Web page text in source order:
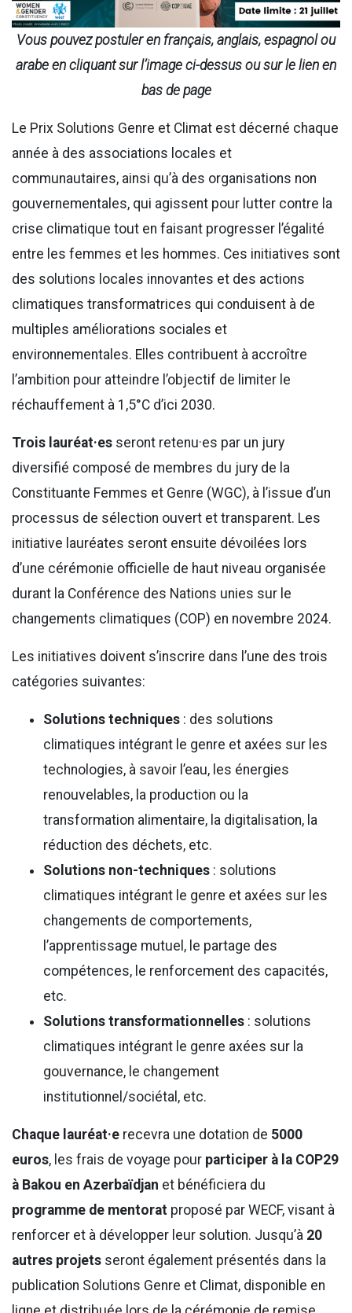
Vous pouvez postuler en français, anglais, espagnol ou
arabe en cliquant sur l’image ci-dessus ou sur le lien en
bas de page
Le Prix Solutions Genre et Climat est décerné chaque
année à des associations locales et
communautaires, ainsi qu’à des organisations non
gouvernementales, qui agissent pour lutter contre la
crise climatique tout en faisant progresser l’égalité
entre les femmes et les hommes. Ces initiatives sont
des solutions locales innovantes et des actions
climatiques transformatrices qui conduisent à de
multiples améliorations sociales et
environnementales. Elles contribuent à accroître
l’ambition pour atteindre l’objectif de limiter le
réchauffement à 1,5°C d’ici 2030.
Trois lauréat·es seront retenu·es par un jury
diversifié composé de membres du jury de la
Constituante Femmes et Genre (WGC), à l’issue d’un
processus de sélection ouvert et transparent. Les
initiative lauréates seront ensuite dévoilées lors
d’une cérémonie officielle de haut niveau organisée
durant la Conférence des Nations unies sur le
changements climatiques (COP) en novembre 2024.
Les initiatives doivent s’inscrire dans l’une des trois
catégories suivantes:
Solutions techniques : des solutions
climatiques intégrant le genre et axées sur les
technologies, à savoir l’eau, les énergies
renouvelables, la production ou la
transformation alimentaire, la digitalisation, la
réduction des déchets, etc.
Solutions non-techniques : solutions
climatiques intégrant le genre et axées sur les
changements de comportements,
l’apprentissage mutuel, le partage des
compétences, le renforcement des capacités,
etc.
Solutions transformationnelles : solutions
climatiques intégrant le genre axées sur la
gouvernance, le changement
institutionnel/sociétal, etc.
Chaque lauréat·e recevra une dotation de 5000
euros, les frais de voyage pour participer à la COP29
à Bakou en Azerbaïdjan et bénéficiera du
programme de mentorat proposé par WECF, visant à
renforcer et à développer leur solution. Jusqu’à 20
autres projets seront également présentés dans la
publication Solutions Genre et Climat, disponible en